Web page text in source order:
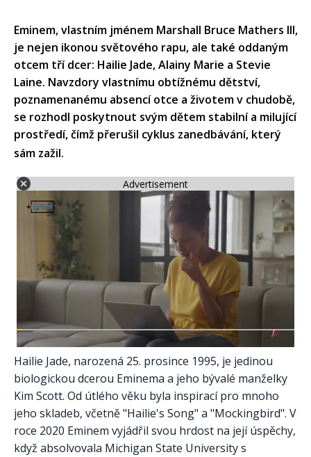
Eminem, vlastním jménem Marshall Bruce Mathers III,
je nejen ikonou světového rapu, ale také oddaným
otcem tří dcer: Hailie Jade, Alainy Marie a Stevie
Laine. Navzdory vlastnímu obtížnému dětství,
poznamenanému absencí otce a životem v chudobě,
se rozhodl poskytnout svým dětem stabilní a milující
prostředí, čímž přerušil cyklus zanedbávání, který
sám zažil.​
Advertisement
Hailie Jade, narozená 25. prosince 1995, je jedinou
biologickou dcerou Eminema a jeho bývalé manželky
Kim Scott. Od útlého věku byla inspirací pro mnoho
jeho skladeb, včetně "Hailie's Song" a "Mockingbird". V
roce 2020 Eminem vyjádřil svou hrdost na její úspěchy,
když absolvovala Michigan State University s